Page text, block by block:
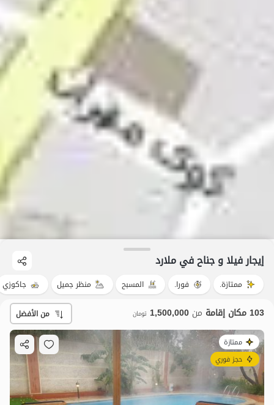
إيجار فيلا و جناح في ملارد
ممتازة. فورا. المسبح منظر جميل جاكوزي
103 مكان إقامة من 1,500,000 تومان من الأفضل
ممتازة
حجز فوري